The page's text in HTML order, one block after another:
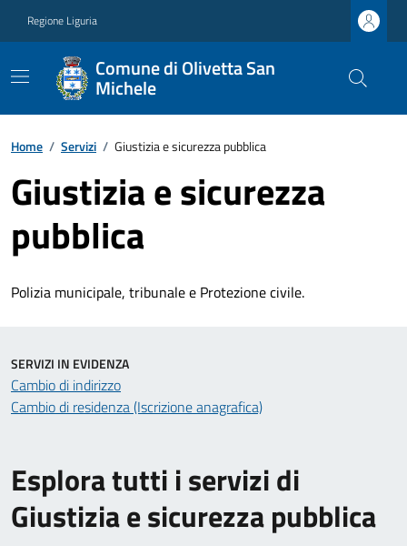
Regione Liguria
Comune di Olivetta San
Michele
Home / Servizi / Giustizia e sicurezza pubblica
Giustizia e sicurezza
pubblica
Polizia municipale, tribunale e Protezione civile.
Esplora tutti i servizi di
Giustizia e sicurezza pubblica
SERVIZI IN EVIDENZA
Cambio di indirizzo
Cambio di residenza (Iscrizione anagrafica)